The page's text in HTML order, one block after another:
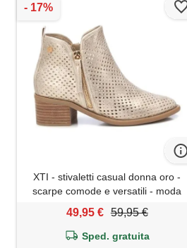
XTI - stivaletti casual donna oro -
scarpe comode e versatili - moda
(misurare 36)
49,95 € 59,95 €
Sped. gratuita